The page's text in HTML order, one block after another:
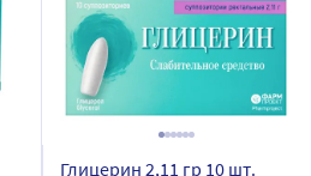
Глицерин 2,11 гр 10 шт.